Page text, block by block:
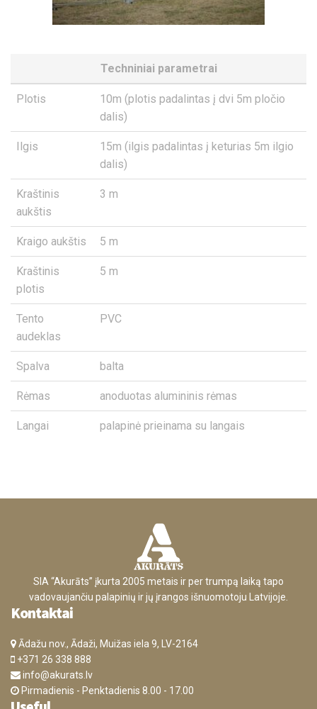
Techniniai parametrai
Plotis
10m (plotis padalintas į dvi 5m pločio
dalis)
Ilgis
15m (ilgis padalintas į keturias 5m ilgio
dalis)
Kraštinis
aukštis
3 m
Kraigo aukštis 5 m
Kraštinis
plotis
5 m
Tento
audeklas
PVC
Spalva balta
Rėmas anoduotas alumininis rėmas
Langai palapinė prieinama su langais
SIA “Akurāts” įkurta 2005 metais ir per trumpą laiką tapo
vadovaujančiu palapinių ir jų įrangos išnuomotoju Latvijoje.
Kontaktai
Ādažu nov., Ādaži, Muižas iela 9, LV-2164
+371 26 338 888
info@akurats.lv
Pirmadienis - Penktadienis 8.00 - 17.00